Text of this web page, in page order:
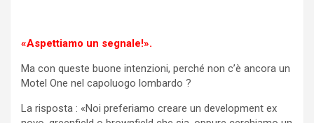
«Aspettiamo un segnale!».
Ma con queste buone intenzioni, perché non c’è ancora un
Motel One nel capoluogo lombardo ?
La risposta : «Noi preferiamo creare un development ex